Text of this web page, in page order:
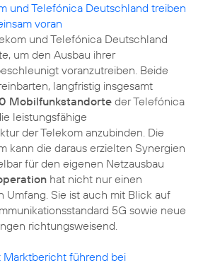
und Telefónica Deutschland treiben
voran
und Telefónica Deutschland
um den Ausbau ihrer
voranzutreiben. Beide
langfristig insgesamt
Mobilfunkstandorte der Telefónica
leistungsfähige
der Telekom anzubinden. Die
kann die daraus erzielten Synergien
für den eigenen Netzausbau
hat nicht nur einen
Umfang. Sie ist auch mit Blick auf
5G sowie neue
richtungsweisend.
Marktbericht führend bei